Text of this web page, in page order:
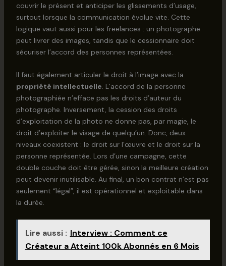
couvrir le présent et anticiper les glissements d’usage,
surtout lorsque la communication évolue vite. Cette
logique vaut aussi pour les freelances : un photographe
peut livrer des images, tandis que le cessionnaire doit
sécuriser l’accord des personnes représentées.
Il faut également articuler le droit à l’image avec la
propriété intellectuelle. L’accord de la personne
photographiée n’efface pas les droits d’auteur du
photographe. Inversement, la cession des droits
d’exploitation de la photo ne donne pas, par magie, le
droit d’exploiter le visage de quelqu’un. Donc, deux
niveaux coexistent : le droit sur l’œuvre et le droit sur la
personne représentée. Lors d’une campagne, cette
double couche doit être gérée, sinon la meilleure création
peut devenir inutilisable. Au final, un bon contrat n’est pas
seulement “légal”, il est opérationnel et exploitable dans
la durée.
Lire aussi : Interview : Comment ce
Créateur a Atteint 100k Abonnés en 6 Mois